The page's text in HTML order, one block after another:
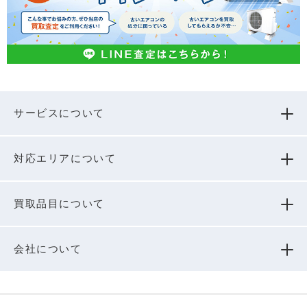
サービスについて
対応エリアについて
買取品⽬について
会社について